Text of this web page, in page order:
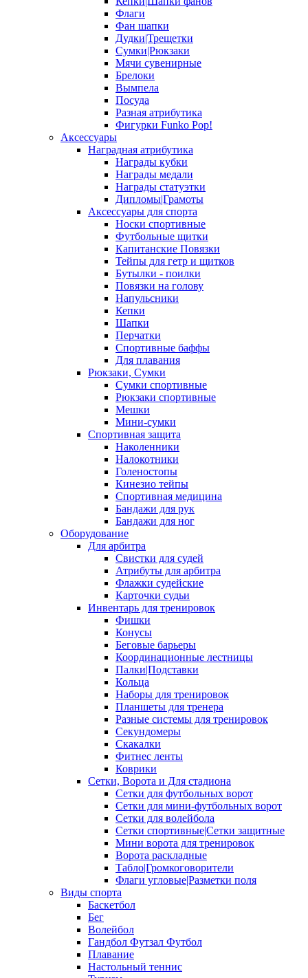
Флаги
Фан шапки
Дудки|Трещетки
Сумки|Рюкзаки
Мячи сувенирные
Брелоки
Вымпела
Посуда
Разная атрибутика
Фигурки Funko Pop!
Аксессуары
Наградная атрибутика
Награды кубки
Награды медали
Награды статуэтки
Дипломы|Грамоты
Аксессуары для спорта
Носки спортивные
Футбольные щитки
Капитанские Повязки
Тейпы для гетр и щитков
Бутылки - поилки
Повязки на голову
Напульсники
Кепки
Шапки
Перчатки
Спортивные баффы
Для плавания
Рюкзаки, Сумки
Сумки спортивные
Рюкзаки спортивные
Мешки
Мини-сумки
Спортивная защита
Наколенники
Налокотники
Голеностопы
Кинезио тейпы
Спортивная медицина
Бандажи для рук
Бандажи для ног
Оборудование
Для арбитра
Свистки для судей
Атрибуты для арбитра
Флажки судейские
Карточки судьи
Инвентарь для тренировок
Фишки
Конусы
Беговые барьеры
Координационные лестницы
Палки|Подставки
Кольца
Наборы для тренировок
Планшеты для тренера
Разные системы для тренировок
Секундомеры
Скакалки
Фитнес ленты
Коврики
Сетки, Ворота и Для стадиона
Сетки для футбольных ворот
Сетки для мини-футбольных ворот
Сетки для волейбола
Сетки спортивные|Сетки защитные
Мини ворота для тренировок
Ворота раскладные
Табло|Громкоговорители
Флаги угловые|Разметки поля
Виды спорта
Баскетбол
Бег
Волейбол
Гандбол Футзал Футбол
Плавание
Настольный теннис